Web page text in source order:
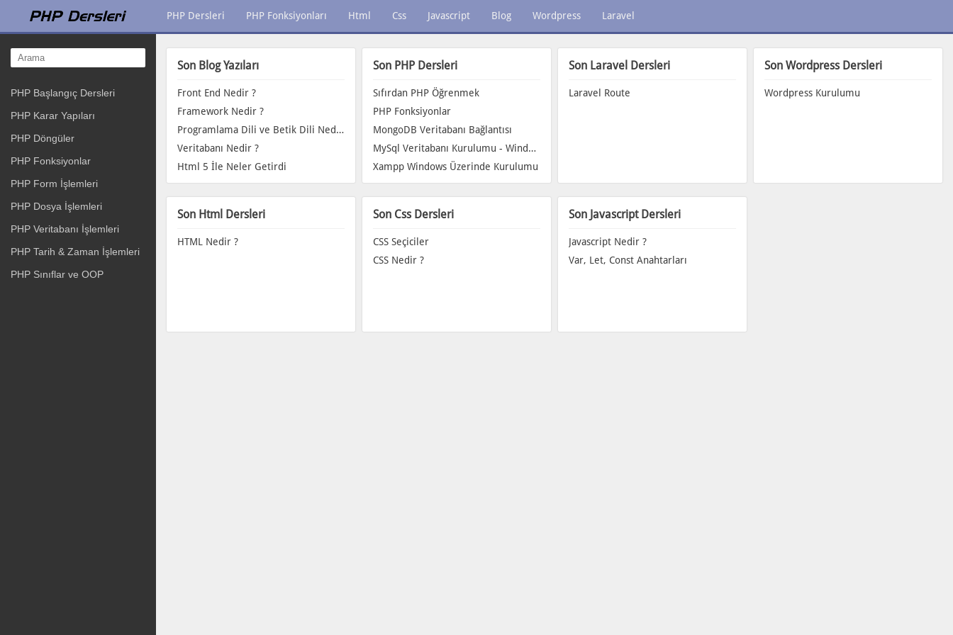
PHP Dersleri PHP Fonksiyonları Html Css Javascript Blog Wordpress Laravel
PHP Başlangıç Dersleri
PHP Karar Yapıları
PHP Döngüler
PHP Fonksiyonlar
PHP Form İşlemleri
PHP Dosya İşlemleri
PHP Veritabanı İşlemleri
PHP Tarih & Zaman İşlemleri
PHP Sınıflar ve OOP
Son Blog Yazıları
Front End Nedir ?
Framework Nedir ?
Programlama Dili ve Betik Dili Nedir ?
Veritabanı Nedir ?
Html 5 İle Neler Getirdi
Son PHP Dersleri
Sıfırdan PHP Öğrenmek
PHP Fonksiyonlar
MongoDB Veritabanı Bağlantısı
MySql Veritabanı Kurulumu - Windows
Xampp Windows Üzerinde Kurulumu
Son Laravel Dersleri
Laravel Route
Son Wordpress Dersleri
Wordpress Kurulumu
Son Html Dersleri
HTML Nedir ?
Son Css Dersleri
CSS Seçiciler
CSS Nedir ?
Son Javascript Dersleri
Javascript Nedir ?
Var, Let, Const Anahtarları